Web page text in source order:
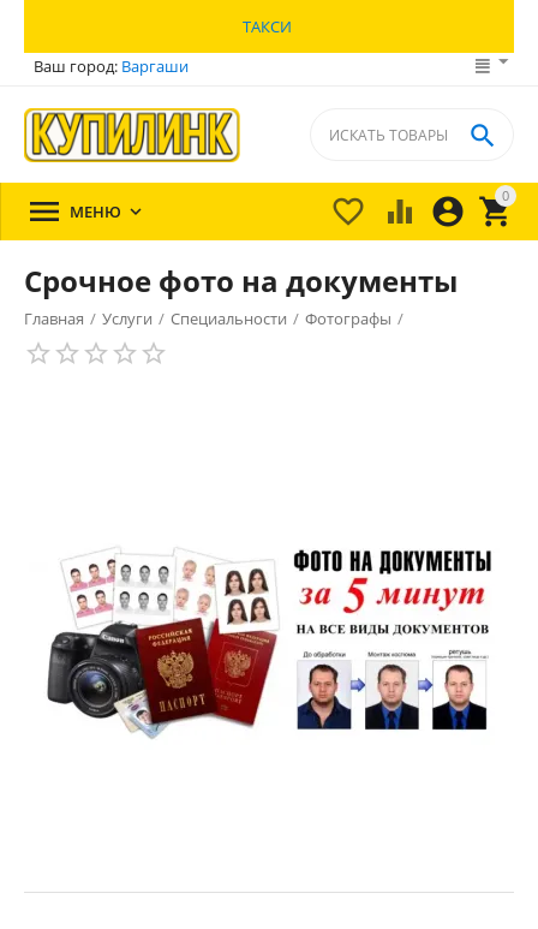
ТАКСИ
Ваш город: Варгаши
0


 

 МЕНЮ 
Срочное фото на документы
Главная / Услуги / Специальности / Фотографы /